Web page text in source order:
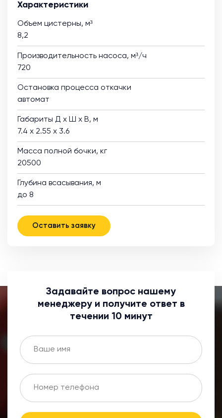
Характеристики
Объем цистерны, м³
8,2
Производительность насоса, м³/ч
720
Остановка процесса откачки
автомат
Габариты Д х Ш х В, м
7.4 х 2.55 х 3.6
Масса полной бочки, кг
20500
Глубина всасывания, м
до 8
Оставить заявку
Задавайте вопрос нашему
менеджеру и получите ответ в
течении 10 минут